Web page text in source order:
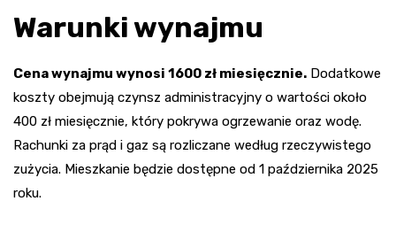
Warunki wynajmu
Cena wynajmu wynosi 1600 zł miesięcznie. Dodatkowe
koszty obejmują czynsz administracyjny o wartości około
400 zł miesięcznie, który pokrywa ogrzewanie oraz wodę.
Rachunki za prąd i gaz są rozliczane według rzeczywistego
zużycia. Mieszkanie będzie dostępne od 1 października 2025
roku.